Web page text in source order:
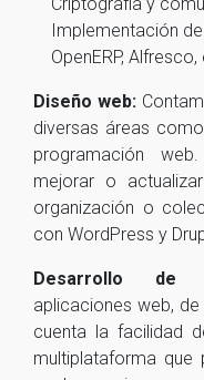
Implementación
OpenERP,
Diseño web:
diversas áreas
programación
mejorar o
organización o
con WordPress y
Desarrollo de
aplicaciones web,
cuenta la facilidad
multiplataforma que